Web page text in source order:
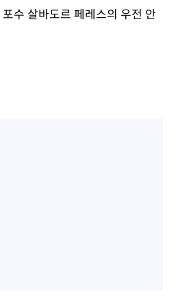
수 살바도르 페레스의 우전 안